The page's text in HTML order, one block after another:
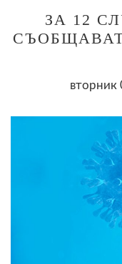
ЗА 12
вторник